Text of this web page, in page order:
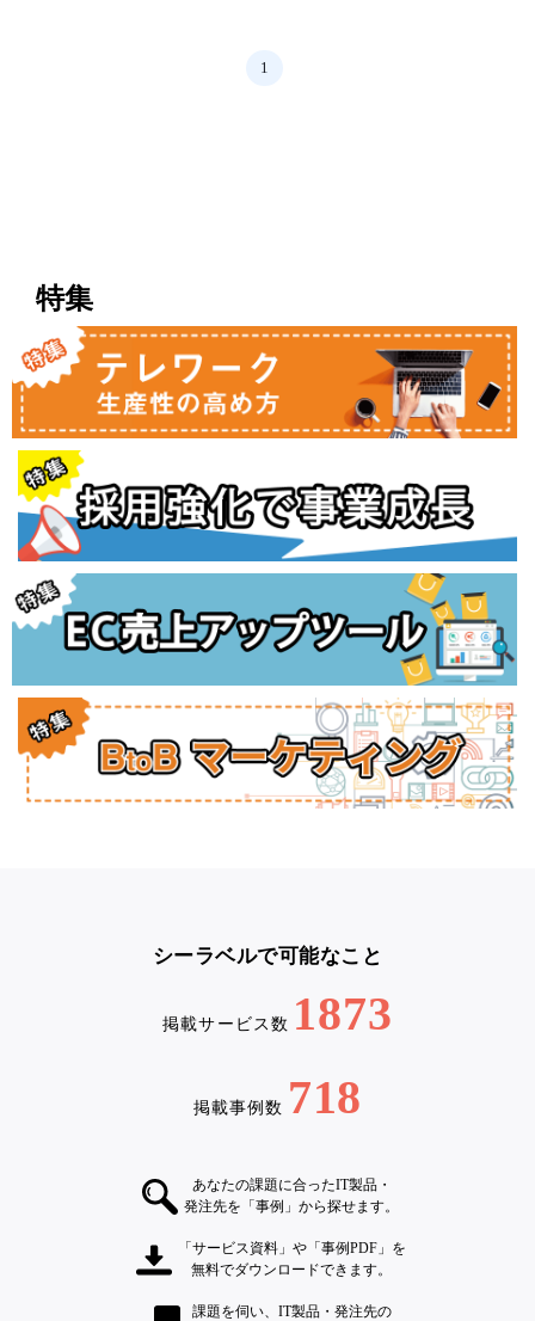
1
特集
シーラベルで可能なこと
掲載サービス数 1873
掲載事例数 718
あなたの課題に合ったIT製品・
発注先を「事例」から探せます。
「サービス資料」や「事例PDF」を
無料でダウンロードできます。
課題を伺い、IT製品・発注先の